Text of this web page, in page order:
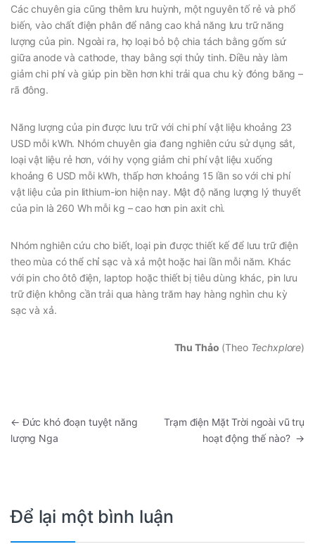
Các chuyên gia cũng thêm lưu huỳnh, một nguyên tố rẻ và phổ
biến, vào chất điện phân để nâng cao khả năng lưu trữ năng
lượng của pin. Ngoài ra, họ loại bỏ bộ chia tách bằng gốm sứ
giữa anode và cathode, thay bằng sợi thủy tinh. Điều này làm
giảm chi phí và giúp pin bền hơn khi trải qua chu kỳ đóng băng –
rã đông.
Năng lượng của pin được lưu trữ với chi phí vật liệu khoảng 23
USD mỗi kWh. Nhóm chuyên gia đang nghiên cứu sử dụng sắt,
loại vật liệu rẻ hơn, với hy vọng giảm chi phí vật liệu xuống
khoảng 6 USD mỗi kWh, thấp hơn khoảng 15 lần so với chi phí
vật liệu của pin lithium-ion hiện nay. Mật độ năng lượng lý thuyết
của pin là 260 Wh mỗi kg – cao hơn pin axit chì.
Nhóm nghiên cứu cho biết, loại pin được thiết kế để lưu trữ điện
theo mùa có thể chỉ sạc và xả một hoặc hai lần mỗi năm. Khác
với pin cho ôtô điện, laptop hoặc thiết bị tiêu dùng khác, pin lưu
trữ điện không cần trải qua hàng trăm hay hàng nghìn chu kỳ
sạc và xả.
Thu Thảo (Theo Techxplore)
← Đức khó đoạn tuyệt năng
lượng Nga
Trạm điện Mặt Trời ngoài vũ trụ
hoạt động thế nào? →
Để lại một bình luận